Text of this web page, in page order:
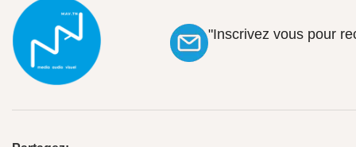
"Inscrivez vous pour